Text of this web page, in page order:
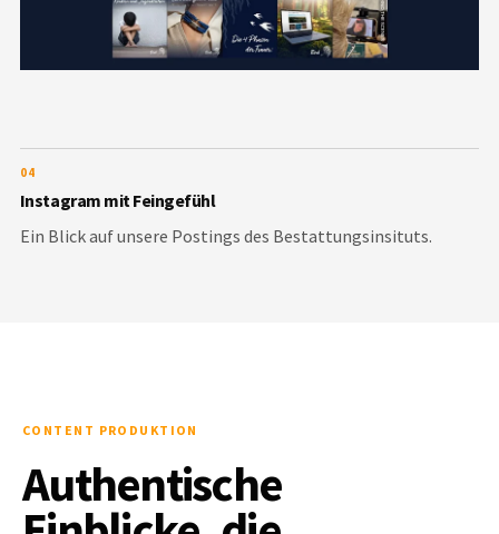
04
Instagram mit Feingefühl
Ein Blick auf unsere Postings des Bestattungsinsituts.
CONTENT PRODUKTION
Authentische